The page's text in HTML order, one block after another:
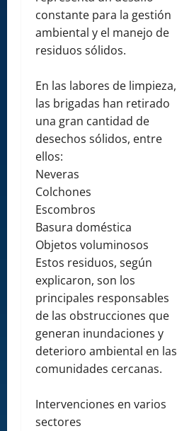
constante para la gestión
ambiental y el manejo de
residuos sólidos.
En las labores de limpieza,
las brigadas han retirado
una gran cantidad de
desechos sólidos, entre
ellos:
Neveras
Colchones
Escombros
Basura doméstica
Objetos voluminosos
Estos residuos, según
explicaron, son los
principales responsables
de las obstrucciones que
generan inundaciones y
deterioro ambiental en las
comunidades cercanas.
Intervenciones en varios
sectores